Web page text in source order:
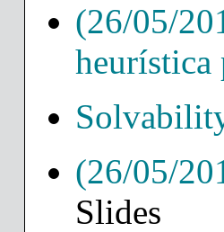
(26/05/
heurística
(26/05/
Slides